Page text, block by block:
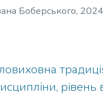
Боберського, 2024
рівень